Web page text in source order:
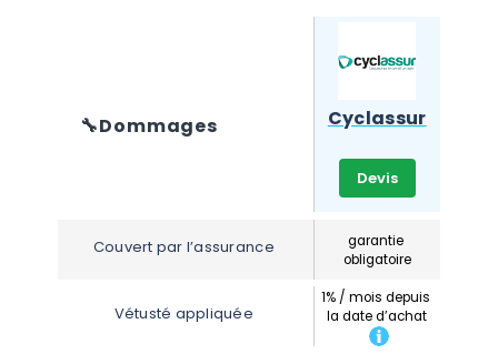
🔧Dommages Cyclassur
Devis
Couvert par l’assurance
garantie
obligatoire
Vétusté appliquée
1% / mois depuis
la date d’achat